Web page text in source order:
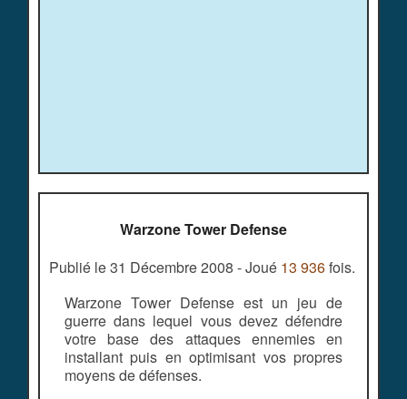
Warzone Tower Defense
Publié le 31 Décembre 2008 - Joué 13 936fois.
Warzone Tower Defense est un jeu de
guerre dans lequel vous devez défendre
votre base des attaques ennemies en
installant puis en optimisant vos propres
moyens de défenses.